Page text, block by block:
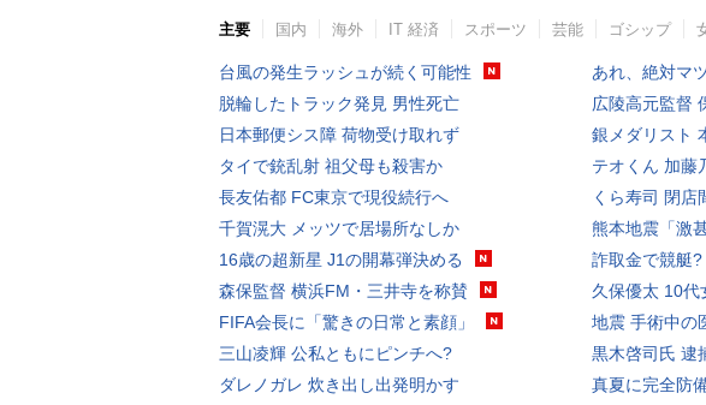
主要 国内 海外 IT 経済 スポーツ 芸能 ゴシップ
台風の発生ラッシュが続く可能性
脱輪したトラック発見 男性死亡
日本郵便シス障 荷物受け取れず
タイで銃乱射 祖父母も殺害か
長友佑都 FC東京で現役続行へ
千賀滉大 メッツで居場所なしか
16歳の超新星 J1の開幕弾決める
森保監督 横浜FM・三井寺を称賛
FIFA会長に「驚きの日常と素顔」
三山凌輝 公私ともにピンチへ?
ダレノガレ 炊き出し出発明かす
あれ、絶対マ
広陵高元監督
銀メダリスト
テオくん 加藤
くら寿司 閉店
熊本地震「激
詐取金で競艇
久保優太 10代
地震 手術中の
黒木啓司氏 逮
真夏に完全防